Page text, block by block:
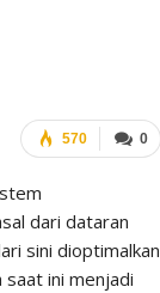
0
570
dari dataran
sini dioptimalkan
saat ini menjadi